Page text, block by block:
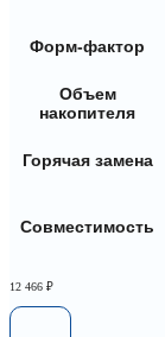
Форм-фактор
Объем
накопителя
Горячая замена
Совместимость
12 466 ₽